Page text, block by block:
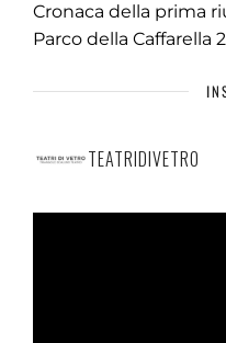
Cronaca della prima
Parco della Caffarella
TEATRIDIVETRO